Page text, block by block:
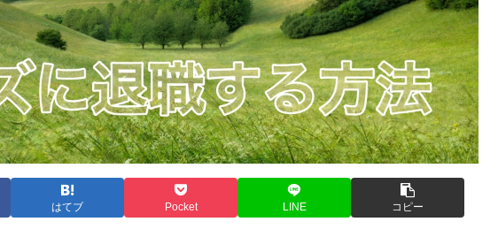
はてブ Pocket LINE コピー